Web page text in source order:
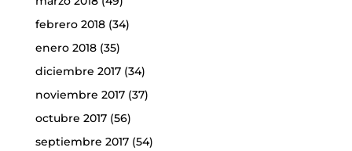
febrero 2018(34)
enero 2018(35)
diciembre 2017(34)
noviembre 2017(37)
octubre 2017(56)
septiembre 2017(54)